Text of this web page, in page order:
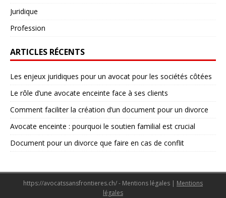
Juridique
Profession
ARTICLES RÉCENTS
Les enjeux juridiques pour un avocat pour les sociétés côtées
Le rôle d’une avocate enceinte face à ses clients
Comment faciliter la création d’un document pour un divorce
Avocate enceinte : pourquoi le soutien familial est crucial
Document pour un divorce que faire en cas de conflit
https://avocatssansfrontieres.ch/ - Mentions légales | Mentions
légales